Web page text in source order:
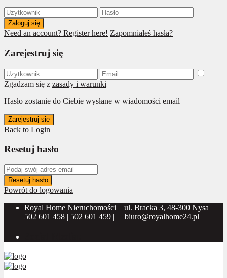
Zaloguj się
Need an account? Register here! Zapomniałeś hasła?
Zarejestruj się
Zgadzam się z zasady i warunki
Hasło zostanie do Ciebie wysłane w wiadomości email
Zarejestruj się
Back to Login
Resetuj hasło
Resetuj hasło
Powrót do logowania
Royal Home Nieruchomości
ul. Bracka 3, 48-300 Nysa
502 601 458 | 502 601 459 | biuro@royalhome24.pl